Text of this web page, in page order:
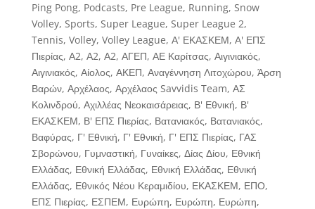
Ping Pong, Podcasts, Pre League, Running, Snow
Volley, Sports, Super League, Super League 2,
Tennis, Volley, Volley League, Α' ΕΚΑΣΚΕΜ, Α' ΕΠΣ
Πιερίας, Α2, Α2, Α2, ΑΓΕΠ, ΑΕ Καρίτσας, Αιγινιακός,
Αιγινιακός, Αίολος, ΑΚΕΠ, Αναγέννηση Λιτοχώρου, Άρση
Βαρών, Αρχέλαος, Αρχέλαος Savvidis Team, ΑΣ
Κολινδρού, Αχιλλέας Νεοκαισάρειας, Β' Εθνική, Β'
ΕΚΑΣΚΕΜ, Β' ΕΠΣ Πιερίας, Βατανιακός, Βατανιακός,
Βαφύρας, Γ' Εθνική, Γ' Εθνική, Γ' ΕΠΣ Πιερίας, ΓΑΣ
Σβορώνου, Γυμναστική, Γυναίκες, Δίας Δίου, Εθνική
Ελλάδας, Εθνική Ελλάδας, Εθνική Ελλάδας, Εθνική
Ελλάδας, Εθνικός Νέου Κεραμιδίου, ΕΚΑΣΚΕΜ, ΕΠΟ,
ΕΠΣ Πιερίας, ΕΣΠΕΜ, Ευρώπη, Ευρώπη, Ευρώπη,